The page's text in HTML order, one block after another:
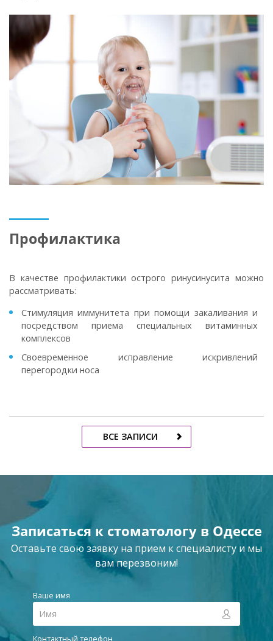
Профилактика
В качестве профилактики острого ринусинусита можно
рассматривать:
Стимуляция иммунитета при помощи закаливания и
посредством приема специальных витаминных
комплексов
Своевременное исправление искривлений
перегородки носа
ВСЕ ЗАПИСИ
Записаться к стоматологу в Одессе
Оставьте свою заявку на прием к специалисту и мы
вам перезвоним!
Ваше имя